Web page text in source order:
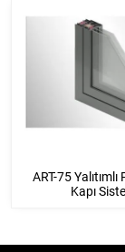
ART-75
Kapı